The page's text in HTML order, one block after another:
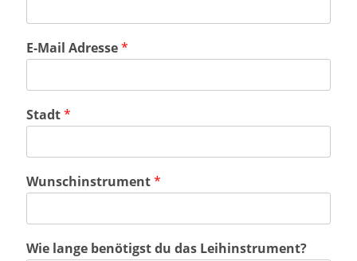
E-Mail Adresse*
Stadt*
Wunschinstrument*
Wie lange benötigst du das Leihinstrument?